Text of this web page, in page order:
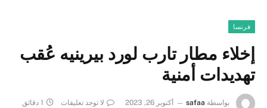
فرنسا
إخلاء مطار تارب لورد بيرينيه عُقب
تهديدات أمنية
بواسطة safaa أكتوبر 26, 2023 لا توجد تعليقات 1 دقائق